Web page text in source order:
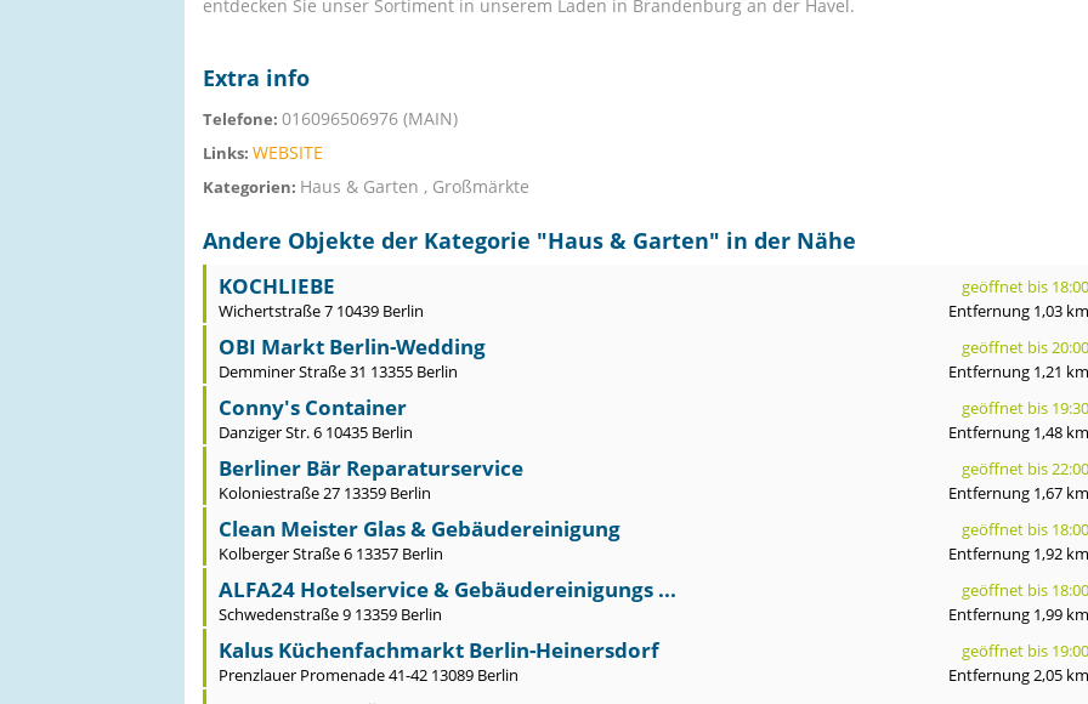
entdecken Sie unser Sortiment in unserem Laden in Brandenburg an der Havel.
Extra info
Telefone: 016096506976 (MAIN)
Links: WEBSITE
Kategorien: Haus & Garten , Großmärkte
Andere Objekte der Kategorie "Haus & Garten" in der Nähe
KOCHLIEBE
geöffnet bis 18:00
Wichertstraße 7 10439 Berlin
Entfernung 1,03 km
OBI Markt Berlin-Wedding
geöffnet bis 20:00
Demminer Straße 31 13355 Berlin
Entfernung 1,21 km
Conny's Container
geöffnet bis 19:30
Danziger Str. 6 10435 Berlin
Entfernung 1,48 km
Berliner Bär Reparaturservice
geöffnet bis 22:00
Koloniestraße 27 13359 Berlin
Entfernung 1,67 km
Clean Meister Glas & Gebäudereinigung
geöffnet bis 18:00
Kolberger Straße 6 13357 Berlin
Entfernung 1,92 km
ALFA24 Hotelservice & Gebäudereinigungs ...
geöffnet bis 18:00
Schwedenstraße 9 13359 Berlin
Entfernung 1,99 km
Kalus Küchenfachmarkt Berlin-Heinersdorf
geöffnet bis 19:00
Prenzlauer Promenade 41-42 13089 Berlin
Entfernung 2,05 km